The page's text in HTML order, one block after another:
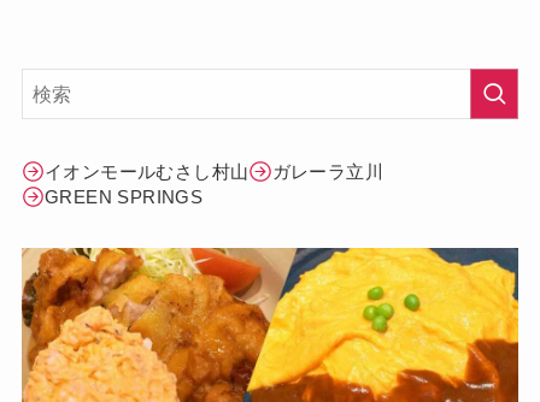
イオンモールむさし村山
ガレーラ立川
GREEN SPRINGS